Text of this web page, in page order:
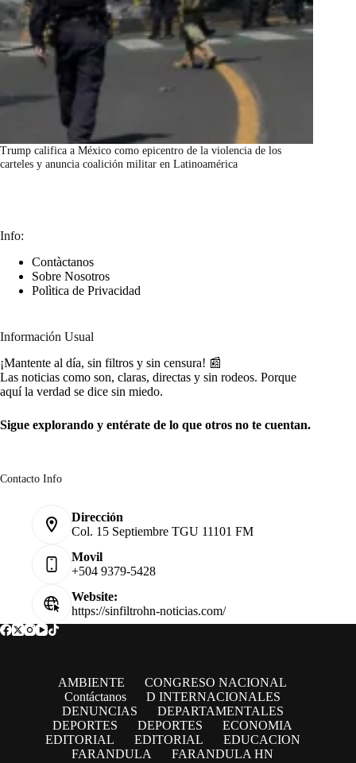
Trump califica a México como epicentro de la violencia de los
carteles y anuncia coalición militar en Latinoamérica
Info:
Contàctanos
Sobre Nosotros
Polìtica de Privacidad
Información Usual
¡Mantente al día, sin filtros y sin censura! 📰
Las noticias como son, claras, directas y sin rodeos. Porque
aquí la verdad se dice sin miedo.
Sigue explorando y entérate de lo que otros no te cuentan.
Contacto Info
Dirección
Col. 15 Septiembre TGU 11101 FM
Movil
+504 9379-5428
Website:
https://sinfiltrohn-noticias.com/
AMBIENTE
CONGRESO NACIONAL
Contáctanos
D INTERNACIONALES
DENUNCIAS
DEPARTAMENTALES
DEPORTES
DEPORTES
ECONOMIA
EDITORIAL
EDITORIAL
EDUCACION
FARANDULA
FARANDULA HN